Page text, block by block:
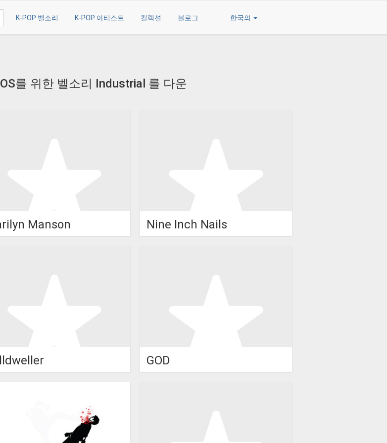
K-POP 벨소리 K-POP 아티스트 컬렉션 블로그 한국의
를 위한 벨소리 Industrial 를 다운
Manson Nine Inch Nails
GOD